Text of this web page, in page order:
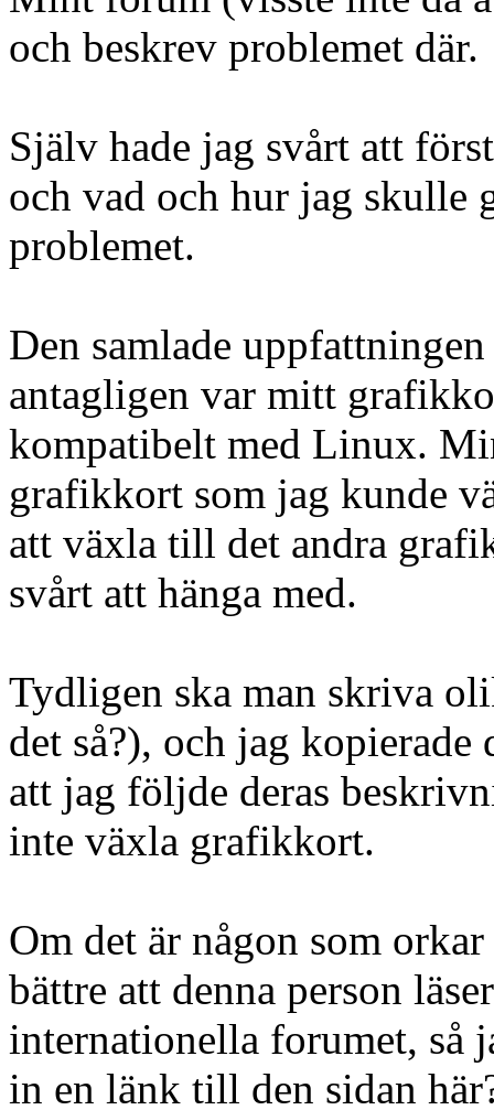
och beskrev problemet där.
Själv hade jag svårt att
och vad och hur jag skulle
problemet.
Den samlade
antagligen var mitt
kompatibelt med Linux.
grafikkort som jag kunde
att växla till det andra
svårt att hänga med.
Tydligen ska man skriva
det så?), och jag
att jag följde deras
inte växla grafikkort.
Om det är någon som
bättre att denna person
internationella forumet, så
in en länk till den sidan